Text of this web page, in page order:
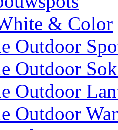
& Color
Outdoor
Outdoor
Outdoor
Outdoor